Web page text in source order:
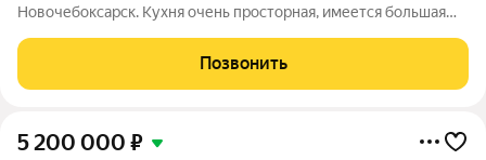
Новочебоксарск. Кухня очень просторная, имеется большая
гарнитур, шкаф купе, прихожая. В шаговой доступности
находятся, магазины, остановки
Позвонить
5 200 000 ₽